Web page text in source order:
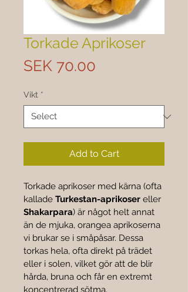
Torkade Aprikoser
SEK 70.00
Vikt *
Add to Cart
Torkade aprikoser med kärna (ofta
kallade Turkestan-aprikoser eller
Shakarpara) är något helt annat
än de mjuka, orangea aprikoserna
vi brukar se i småpåsar. Dessa
torkas hela, ofta direkt på trädet
eller i solen, vilket gör att de blir
hårda, bruna och får en extremt